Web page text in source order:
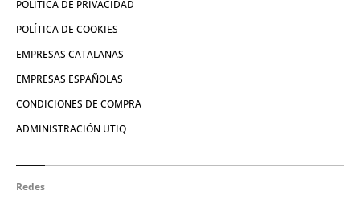
POLÍTICA DE PRIVACIDAD
POLÍTICA DE COOKIES
EMPRESAS CATALANAS
EMPRESAS ESPAÑOLAS
CONDICIONES DE COMPRA
ADMINISTRACIÓN UTIQ
Redes